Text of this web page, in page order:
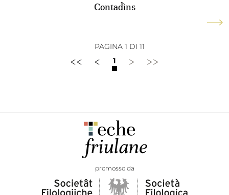
Contadìns
<< < 1 > >>
PAGINA 1 DI 11
promosso da